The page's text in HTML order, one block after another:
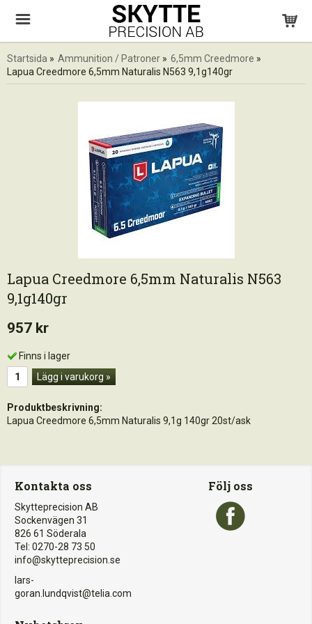
Startsida » Ammunition / Patroner » 6,5mm Creedmore »
Lapua Creedmore 6,5mm Naturalis N563 9,1g140gr
Lapua Creedmore 6,5mm Naturalis N563
9,1g140gr
957 kr
Finns i lager
Lägg i varukorg »
Produktbeskrivning:
Lapua Creedmore 6,5mm Naturalis 9,1g 140gr 20st/ask
Kontakta oss
Skytteprecision AB
Sockenvägen 31
826 61 Söderala
Tel: 0270-28 73 50
info@skytteprecision.se
lars-
goran.lundqvist@telia.com
Följ oss